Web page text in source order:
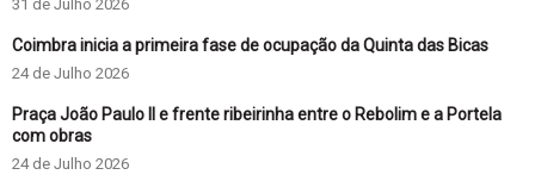
31 de Julho 2026
Coimbra inicia a primeira fase de ocupação da Quinta das Bicas
24 de Julho 2026
Praça João Paulo II e frente ribeirinha entre o Rebolim e a Portela
com obras
24 de Julho 2026